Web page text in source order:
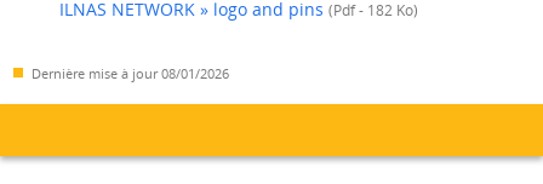
ILNAS NETWORK » logo and pins (Pdf - 182 Ko)
Dernière mise à jour08/01/2026